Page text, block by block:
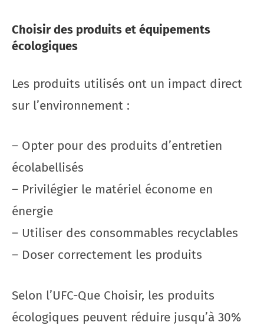
Choisir des produits et équipements
écologiques
Les produits utilisés ont un impact direct
sur l’environnement :
– Opter pour des produits d’entretien
écolabellisés
– Privilégier le matériel économe en
énergie
– Utiliser des consommables recyclables
– Doser correctement les produits
Selon l’UFC-Que Choisir, les produits
écologiques peuvent réduire jusqu’à 30%